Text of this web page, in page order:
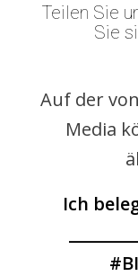
Teilen Sie
Sie
Auf der
Media
Ich